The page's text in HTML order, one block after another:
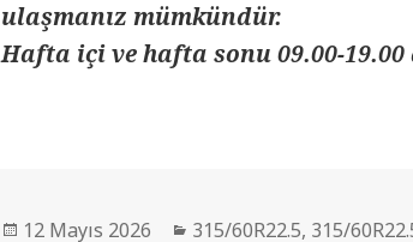
ulaşmanız mümkündür.
Hafta içi ve hafta sonu 09.00-
Yayın
12 Mayıs 2026 Kategoriler
315/60R22.5, 315/